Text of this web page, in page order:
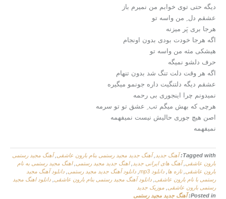
دیگه حتی توی خوابم من نمیرم باز
عشقم دل ِ من واسه تو
هرجا بری پَر میزنه
اگه هرجا خودت بودی بدون اونجام
هیشکی مثه من واسه تو
حرف دلشو نمیگه
اگه هر وقت دلت تنگ شد بدون تنهام
عشقم دیگه دلتنگیت داره جونمو میگیره
نمیدونم چرا اینجوری بی رحمه
هرچی که بهش میگم تب ِ عشق تو تو سرمه
اصن هیچ جوری حالیش نیست نمیفهمه
نمیفهمه
Tagged with: آهنگ جدید ,آهنگ جدید مجید رستمی بنام بارون عاشقی ,آهنگ مجید رستمی
بارون عاشقی ,آهنگ های ایرانی جدید ,اهنگ جدید مجید رستمی ,اهنگ مجید رستمی به نام
بارون عاشقی ,تازه ها دانلود mp3 دانلود آهنگ جدید مجید رستمی دانلود آهنگ مجید
رستمی با نام بارون عاشقی دانلود آهنگ مجید رستمی بنام بارون عاشقی دانلود اهنگ مجید
رستمی بارون عاشقی موزیک جدید
Posted in: آهنگ جدید مجید رستمی